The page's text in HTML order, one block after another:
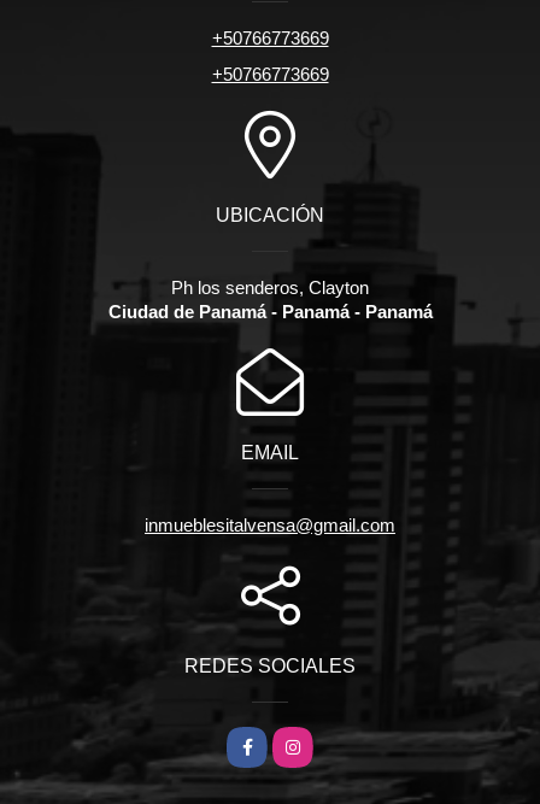
+50766773669
+50766773669
UBICACIÓN
Ph los senderos, Clayton
Ciudad de Panamá - Panamá - Panamá
EMAIL
inmueblesitalvensa@gmail.com
REDES SOCIALES
FacebookInstagram